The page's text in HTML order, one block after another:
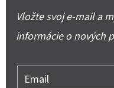
Vložte svoj e-mail a
informácie o nových
Email